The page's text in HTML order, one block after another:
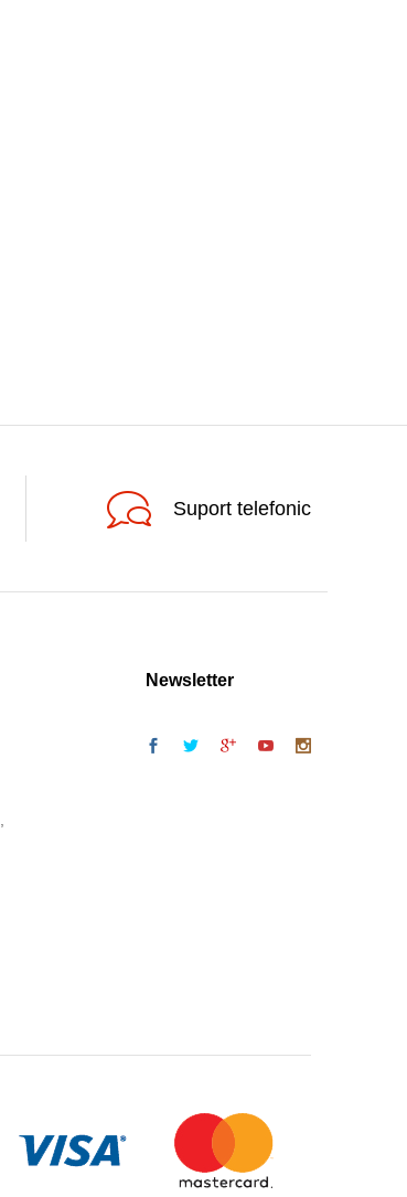
Suport telefonic
Newsletter